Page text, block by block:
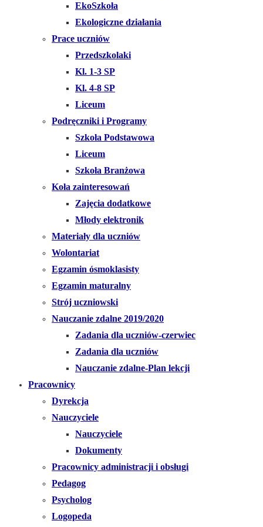
EkoSzkoła
Ekologiczne działania
Prace uczniów
Przedszkolaki
Kl. 1-3 SP
Kl. 4-8 SP
Liceum
Podręczniki i Programy
Szkoła Podstawowa
Liceum
Szkoła Branżowa
Koła zainteresowań
Zajęcia dodatkowe
Młody elektronik
Materiały dla uczniów
Wolontariat
Egzamin ósmoklasisty
Egzamin maturalny
Strój uczniowski
Nauczanie zdalne 2019/2020
Zadania dla uczniów-czerwiec
Zadania dla uczniów
Nauczanie zdalne-Plan lekcji
Pracownicy
Dyrekcja
Nauczyciele
Nauczyciele
Dokumenty
Pracownicy administracji i obsługi
Pedagog
Psycholog
Logopeda